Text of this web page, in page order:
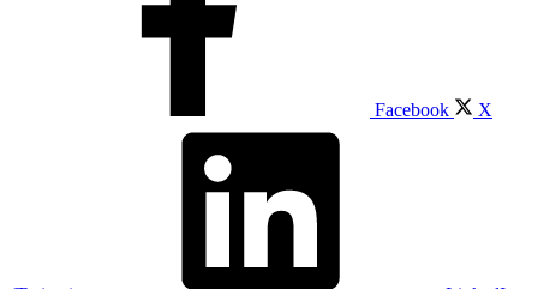
Facebook X